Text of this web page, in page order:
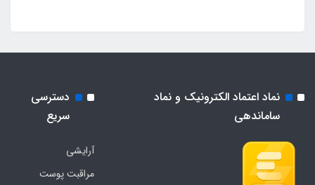
نماد اعتماد الکترونیک و نماد
ساماندهی
دسترسی
سریع
آرایشی
مراقبت پوست